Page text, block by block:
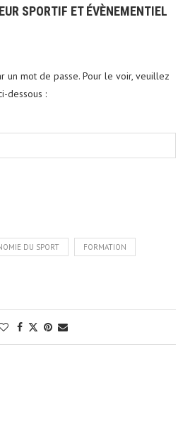
SPORTIF ET ÉVÈNEMENTIEL
un mot de passe. Pour le voir, veuillez
dessous :
DU SPORT FORMATION